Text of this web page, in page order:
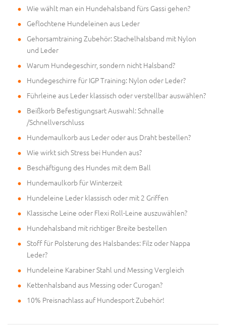
Wie wählt man ein Hundehalsband fürs Gassi gehen?
Geflochtene Hundeleinen aus Leder
Gehorsamtraining Zubehör: Stachelhalsband mit Nylon
und Leder
Warum Hundegeschirr, sondern nicht Halsband?
Hundegeschirre für IGP Training: Nylon oder Leder?
Führleine aus Leder klassisch oder verstellbar auswählen?
Beißkorb Befestigungsart Auswahl: Schnalle
/Schnellverschluss
Hundemaulkorb aus Leder oder aus Draht bestellen?
Wie wirkt sich Stress bei Hunden aus?
Beschäftigung des Hundes mit dem Ball
Hundemaulkorb für Winterzeit
Hundeleine Leder klassisch oder mit 2 Griffen
Klassische Leine oder Flexi Roll-Leine auszuwählen?
Hundehalsband mit richtiger Breite bestellen
Stoff für Polsterung des Halsbandes: Filz oder Nappa
Leder?
Hundeleine Karabiner Stahl und Messing Vergleich
Kettenhalsband aus Messing oder Curogan?
10% Preisnachlass auf Hundesport Zubehör!